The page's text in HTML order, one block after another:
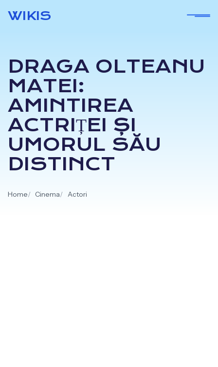
WIKIS
DRAGA OLTEANU
MATEI:
AMINTIREA
ACTRIȚEI ȘI
UMORUL SĂU
DISTINCT
Home Cinema Actori